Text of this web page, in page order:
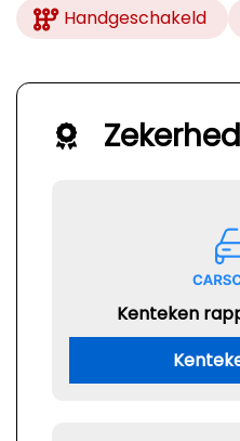
Handgeschakeld
Kenteken